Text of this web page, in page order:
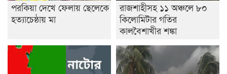
পরকিয়া দেখে ফেলায় ছেলেকে
হত্যাচেষ্ঠায় মা
রাজশাহীসহ ১১ অঞ্চলে ৮০
কিলোমিটার গতির
কালবৈশাখীর শঙ্কা